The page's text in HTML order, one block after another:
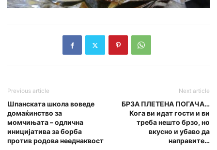
Previous article
Шпанската школа воведе
домаќинство за
момчињата – одлична
иницијатива за борба
против родова нееднаквост
Next article
БРЗА ПЛЕТЕНА ПОГАЧА…
Кога ви идат гости и ви
треба нешто брзо, но
вкусно и убаво да
направите…